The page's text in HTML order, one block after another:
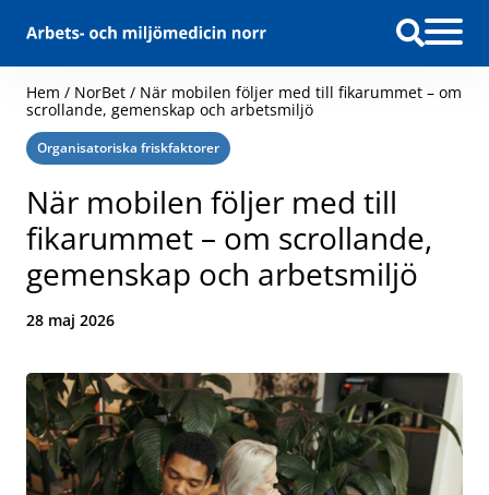
Hem / NorBet / När mobilen följer med till fikarummet – om
scrollande, gemenskap och arbetsmiljö
Kategori:
Organisatoriska friskfaktorer
När mobilen följer med till
fikarummet – om scrollande,
gemenskap och arbetsmiljö
Datum:
28 maj 2026